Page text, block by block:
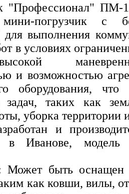
"Профессионал" ПМ-
мини-погрузчик с
для выполнения
в условиях
и возможностью
оборудования, что
таких как
уборка территории
и
в Иванове,
Может быть
как ковши, вилы,